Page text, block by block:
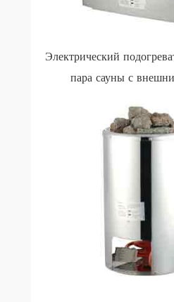
Электрический
пара сауны с